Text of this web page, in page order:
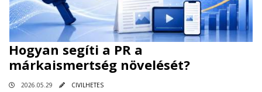
Hogyan segíti a PR a
márkaismertség növelését?
2026.05.29 CIVILHETES